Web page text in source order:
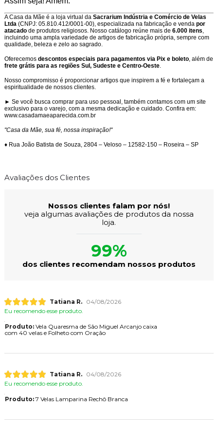
A Casa da Mãe é a loja virtual daSacrarium Indústria e Comércio de Velas
Ltda(CNPJ: 05.810.412/0001-00), especializada na fabricação e venda por
atacadode produtos religiosos. Nosso catálogo reúne mais de 6.000 itens,
incluindo uma ampla variedade de artigos de fabricação própria, sempre com
qualidade, beleza e zelo ao sagrado.
Oferecemos descontos especiais para pagamentos via Pix e boleto, além de
frete grátis para as regiões Sul, Sudeste e Centro-Oeste.
Nosso compromisso é proporcionar artigos que inspirem a fé e fortaleçam a
espiritualidade de nossos clientes.
► Se você busca comprar para uso pessoal, também contamos com um site
exclusivo para o varejo, com a mesma dedicação e cuidado. Confira em:
www.casadamaeaparecida.com.br
"Casa da Mãe, sua fé, nossa inspiração!"
♦ Rua João Batista de Souza, 2804 – Veloso – 12582-150 – Roseira – SP
Avaliações dos Clientes
Nossos clientes falam por nós!
veja algumas avaliações de produtos da nossa
loja.
99%
dos clientes recomendam nossos produtos
Tatiana R.
04/08/2026
Eu recomendo esse produto.
Produto:Vela Quaresma de São Miguel Arcanjo caixa
com 40 velas e Folheto com Oração
Tatiana R.
04/08/2026
Eu recomendo esse produto.
Produto:7 Velas Lamparina Rechô Branca